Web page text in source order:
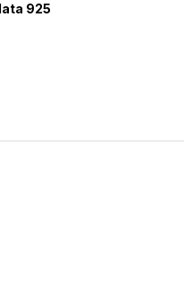
925